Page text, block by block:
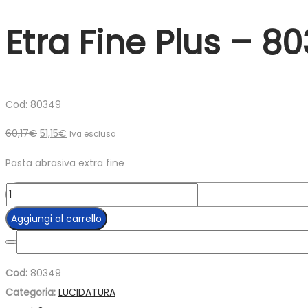
Etra Fine Plus –
Cod: 80349
60,17€ Il
60,17€.
51,15€
51,15€.
Iva esclusa
Pasta abrasiva extra fine
Etra
Fine
Plus
80349
quantità
Aggiungi al carrello
Cod: 80349
Categoria: LUCIDATURA